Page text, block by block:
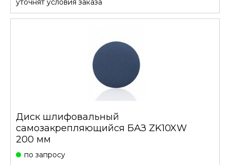
уточнят условия заказа
Диск шлифовальный
самозакрепляющийся БАЗ ZK10XW
200 мм
по запросу